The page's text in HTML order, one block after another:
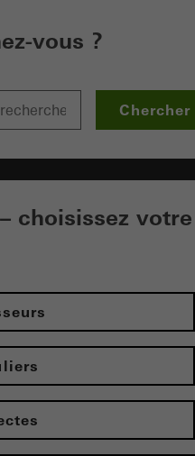
vous ?
Chercher
choisissez votre